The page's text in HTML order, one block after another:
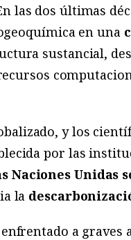
las dos últimas
en una
sustancial,
y los
por las
Naciones Unidas
la
a graves